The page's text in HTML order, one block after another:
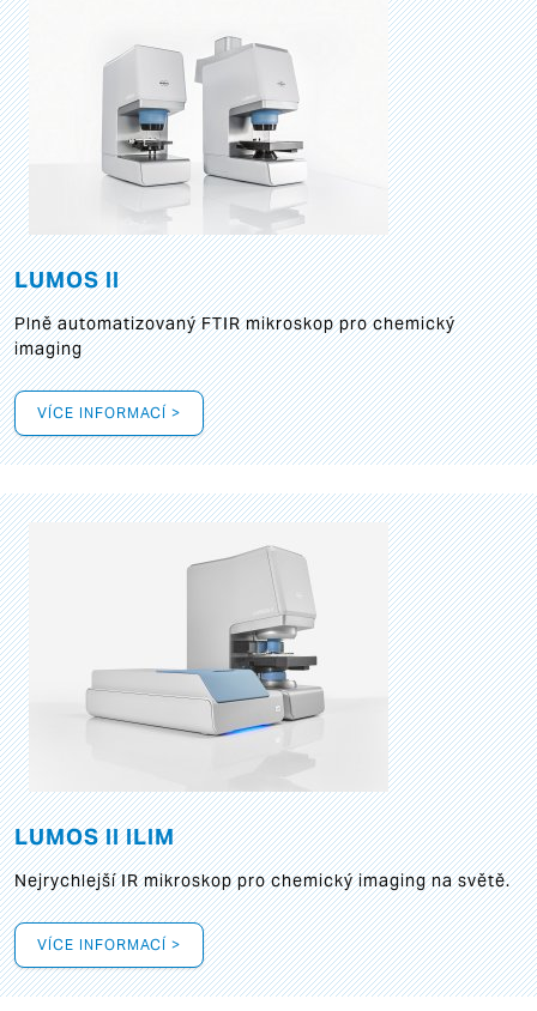
LUMOS II
Plně automatizovaný FTIR mikroskop pro chemický
imaging
VÍCE INFORMACÍ >
LUMOS II ILIM
Nejrychlejší IR mikroskop pro chemický imaging na světě.
VÍCE INFORMACÍ >